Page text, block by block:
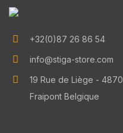
+32(0)87 26 86 54
info@stiga-store.com
19 Rue de Liège - 4870
Fraipont Belgique